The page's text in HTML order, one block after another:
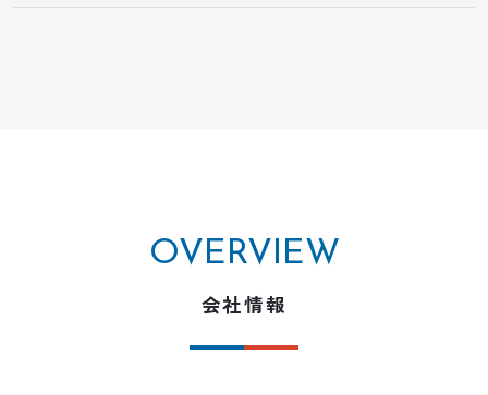
OVERVIEW
会社情報